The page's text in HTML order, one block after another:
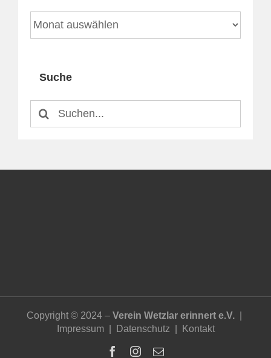
Suche
Suche
nach:
Copyright © 2024 – Verein Wetzlar erinnert e.V.
Impressum| Datenschutz Kontakt
FacebookInstagram
E-